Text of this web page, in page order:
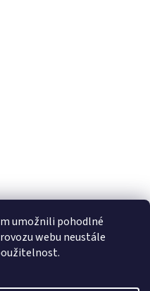
umožnili pohodlné
webu neustále